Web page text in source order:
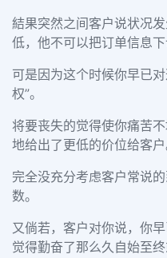
結果突然之间客户说状况
低，他不可以把订单信息下
可是因为这个时候你早已
权”。
将要丧失的觉得使你痛苦
地给出了更低的价位给客户
完全没充分考虑客户常说
数。
又倘若，客户对你说，你
觉得勤奋了那么久自始至